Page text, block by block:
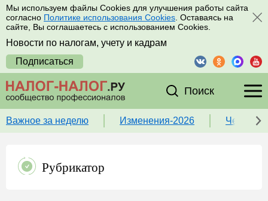
Мы используем файлы Cookies для улучшения работы сайта
согласно Политике использования Cookies . Оставаясь на
сайте, Вы соглашаетесь с использованием Cookies.
Новости по налогам, учету и кадрам
Подписаться
Поиск
Важное за неделю Изменения-2026 Чек-
Рубрикатор